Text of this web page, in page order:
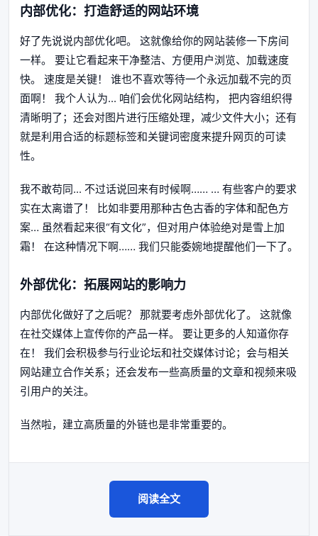
内部优化：打造舒适的网站环境
好了先说说内部优化吧。 这就像给你的网站装修一下房间
一样。 要让它看起来干净整洁、方便用户浏览、加载速度
快。 速度是关键！ 谁也不喜欢等待一个永远加载不完的页
面啊！ 我个人认为... 咱们会优化网站结构， 把内容组织得
清晰明了；还会对图片进行压缩处理，减少文件大小；还有
就是利用合适的标题标签和关键词密度来提升网页的可读
性。
我不敢苟同... 不过话说回来有时候啊…… … 有些客户的要求
实在太离谱了！ 比如非要用那种古色古香的字体和配色方
案… 虽然看起来很“有文化”，但对用户体验绝对是雪上加
霜！ 在这种情况下啊…… 我们只能委婉地提醒他们一下了。
外部优化：拓展网站的影响力
内部优化做好了之后呢？ 那就要考虑外部优化了。 这就像
在社交媒体上宣传你的产品一样。 要让更多的人知道你存
在！ 我们会积极参与行业论坛和社交媒体讨论；会与相关
网站建立合作关系；还会发布一些高质量的文章和视频来吸
引用户的关注。
当然啦，建立高质量的外链也是非常重要的。
阅读全文